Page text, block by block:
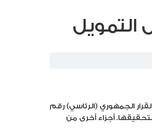
التمويل
المصري شخص اعتباري عام مستقل يعمل طبقا للسلطات والصلاحيات المخولة له بموجب القانون رقم 88 لعام 2003، القرار الجمهوري (الرئاسي) رقم
لتحقيقها. أجزاء أخرى من